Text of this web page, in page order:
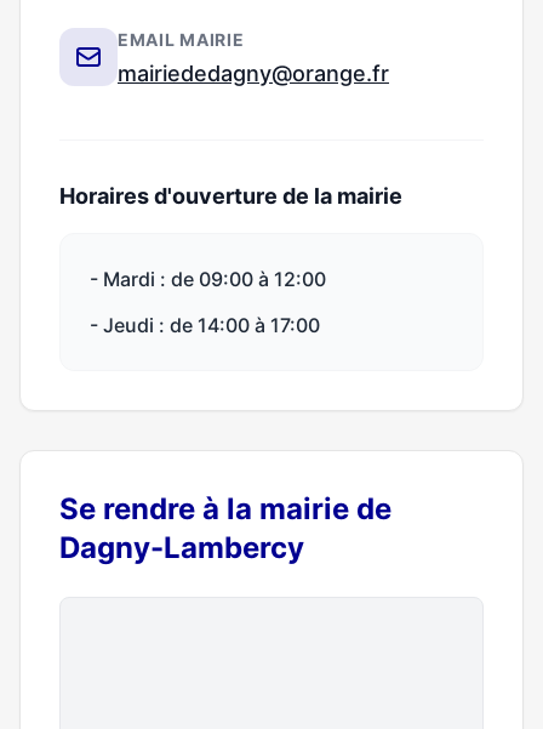
EMAIL MAIRIE
mairiededagny@orange.fr
Horaires d'ouverture de la mairie
- Mardi : de 09:00 à 12:00
- Jeudi : de 14:00 à 17:00
Se rendre à la mairie de
Dagny-Lambercy